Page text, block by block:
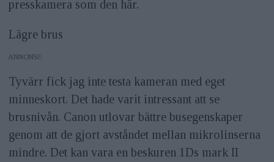
presskamera som den här.
Lägre brus
ANNONS
Tyvärr fick jag inte testa kameran med eget
minneskort. Det hade varit intressant att se
brusnivån. Canon utlovar bättre busegenskaper
genom att de gjort avståndet mellan mikrolinserna
mindre. Det kan vara en beskuren 1Ds mark II